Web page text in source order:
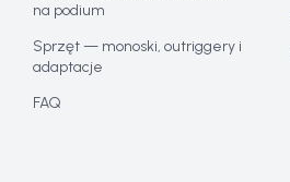
na podium
Sprzęt — monoski, outriggery i
adaptacje
FAQ